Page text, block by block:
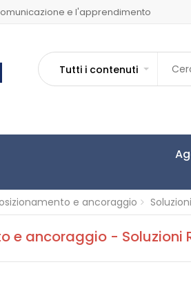
e l'apprendimento
Tutti i contenuti
e ancoraggio
e ancoraggio - Soluzioni